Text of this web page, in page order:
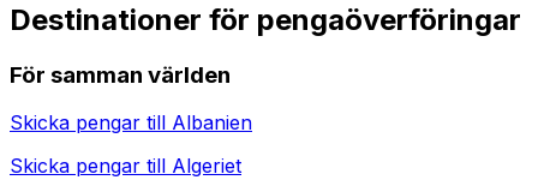
Destinationer för pengaöverföringar
För samman världen
Skicka pengar till Albanien
Skicka pengar till Algeriet